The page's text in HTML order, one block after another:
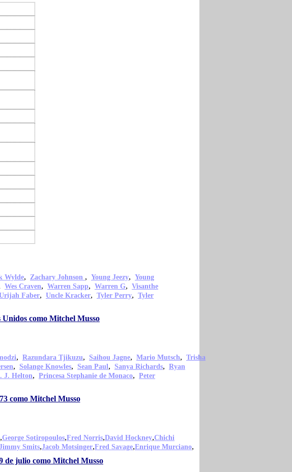
Wylde, Zachary Johnson , Young Jeezy, Young
Wes Craven, Warren Sapp, Warren G, Visanthe
Faber, Uncle Kracker, Tyler Perry, Tyler
Unidos como Mitchel Musso
, Razundara Tjikuzu, Saihou Jagne, Mario Mutsch, Trisha
, Solange Knowles, Sean Paul, Sanya Richards, Ryan
J. Helton, Princesa Stephanie de Monaco, Peter
como Mitchel Musso
,George Sotiropoulos,Fred Norris,David Hockney,Chichi
Smits,Jacob Motsinger,Fred Savage,Enrique Murciano,
de julio como Mitchel Musso